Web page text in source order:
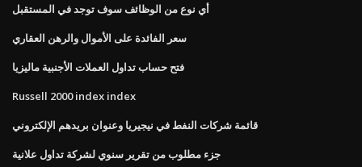
أي نوع من الوظائف سوف توجد في المستقبل
سعر الفائدة على الأموال والرهن العقاري
فتح حساب تداول العملات الأجنبية ماليزيا
Russell 2000 index index
قائمة شركات النفط في نيجيريا وعنوان بريدهم الإلكتروني
جزء مطلوب من تقرير سنوي لشركة تداول علانية